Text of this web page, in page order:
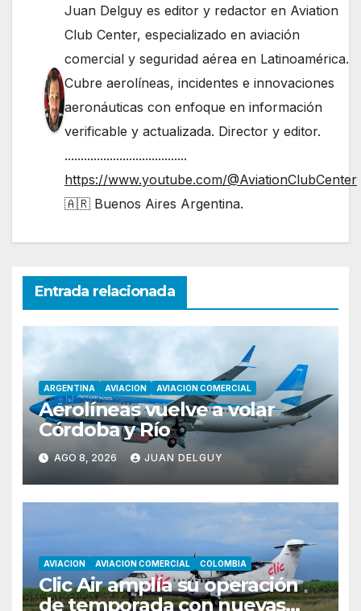
Juan Delguy es editor y redactor en Aviation
Club Center, especializado en aviación
comercial y seguridad aérea en Latinoamérica.
Cubre aerolíneas, incidentes e innovaciones
aeronáuticas con enfoque en información
verificable y actualizada. Director y editor.
......................................
https://www.youtube.com/@AviationClubCenter
🇦🇷 Buenos Aires Argentina.
Entrada relacionada
ARGENTINA AVIACION AVIACION COMERCIAL
Aerolíneas vuelve a volar
Córdoba y Río
AGO 8, 2026 JUAN DELGUY
AVIACION AVIACION COMERCIAL COLOMBIA
Clic Air amplía su operación
de temporada con nuevas